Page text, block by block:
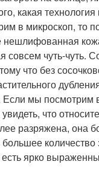
какая
в микроскоп, то
нешлифованная
чуть-чуть.
что без
Если мы посмотрим
что
разряжена, она
есть ярко